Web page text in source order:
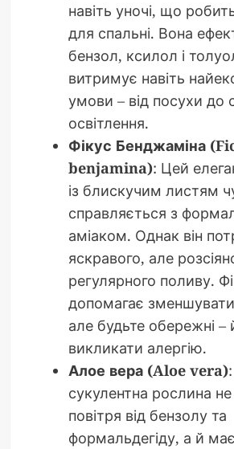
навіть уночі, що
для спальні. Вона
бензол, ксилол і
витримує навіть
умови – від посухи до
освітлення.
Фікус Бенджаміна
benjamina): Цей
із блискучим листям
справляється з
аміаком. Однак він
яскравого, але
регулярного поливу.
допомагає зменшувати
але будьте обережні –
викликати алергію.
Алое вера (Aloe vera)
сукулентна рослина
повітря від бензолу та
формальдегіду, а й має